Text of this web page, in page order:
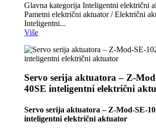
Glavna kategorija Inteligentni električni
Pametni električni aktuator / Električni
Inteligentni...
Više
Servo serija aktuatora – Z-
40SE inteligentni električni
Servo serija aktuatora – Z-Mod-SE-
inteligentni električni aktuator